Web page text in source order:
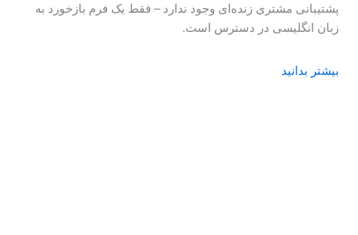
پشتیبانی مشتری زنده‌ای وجود ندارد – فقط یک فرم بازخورد به
زبان انگلیسی در دسترس است.
بیشتر بدانید